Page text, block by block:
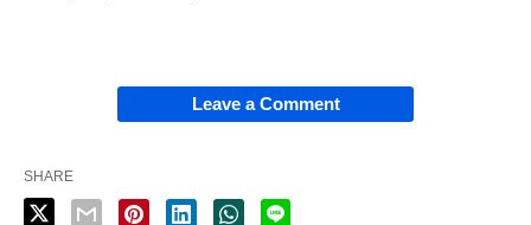
Leave a Comment
SHARE